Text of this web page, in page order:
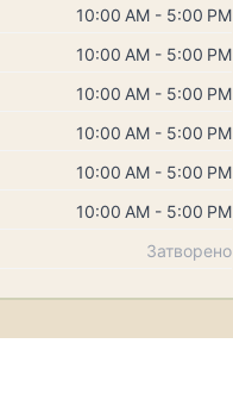
10:00 AM - 5:00 PM
10:00 AM - 5:00 PM
10:00 AM - 5:00 PM
10:00 AM - 5:00 PM
10:00 AM - 5:00 PM
10:00 AM - 5:00 PM
Затворено